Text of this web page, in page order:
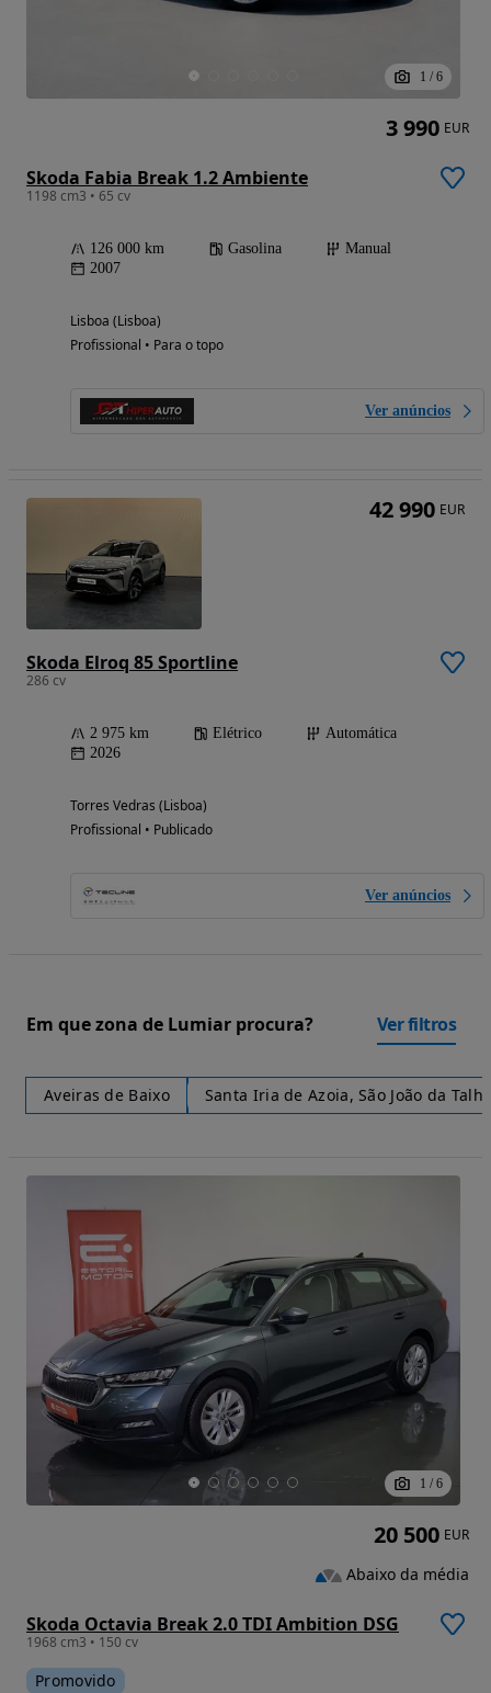
1 / 6
Skoda Fabia Break 1.2 Ambiente
1198 cm3 • 65 cv
126 000 km Gasolina
Manual
2007
Lisboa (Lisboa)
Profissional • Para o topo
Ver anúncios
3 990 EUR
Skoda Elroq 85 Sportline
286 cv
2 975 km Elétrico
Automática
2026
Torres Vedras (Lisboa)
Profissional • Publicado
Ver anúncios
42 990 EUR
Em que zona de Lumiar procura? Ver filtros
Aveiras de Baixo Santa Iria de Azoia, São João da
1 / 6
Skoda Octavia Break 2.0 TDI Ambition DSG
1968 cm3 • 150 cv
Promovido
20 500 EUR
Abaixo da média